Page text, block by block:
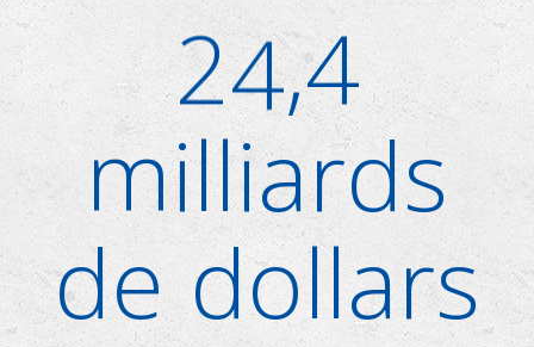
24,4
milliards
de dollars